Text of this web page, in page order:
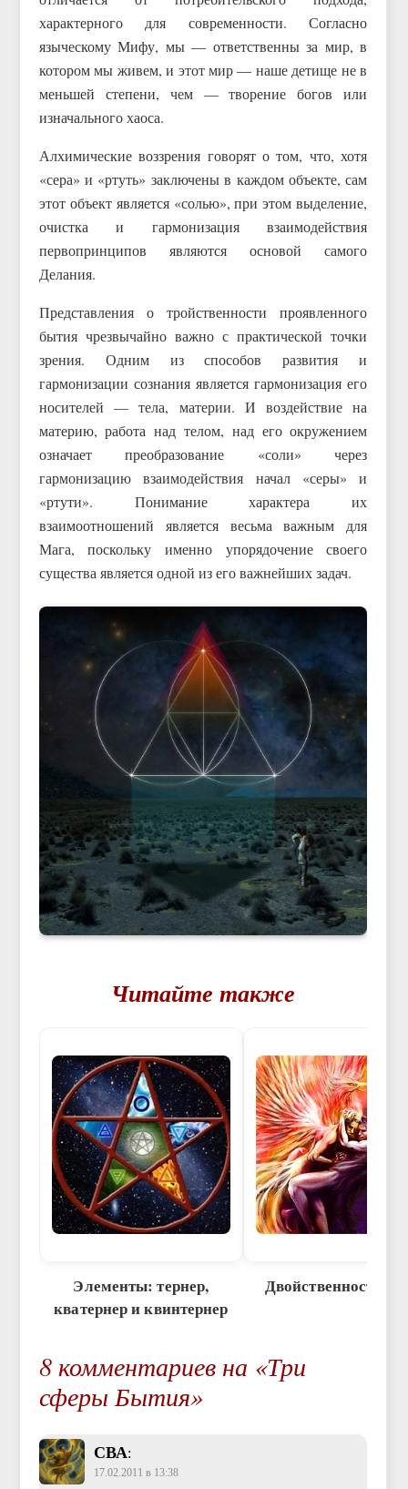
характерного для современности. Согласно
языческому Мифу, мы — ответственны за мир, в
котором мы живем, и этот мир — наше детище не в
меньшей степени, чем — творение богов или
изначального хаоса.
Алхимические воззрения говорят о том, что, хотя
«сера» и «ртуть» заключены в каждом объекте, сам
этот объект является «солью», при этом выделение,
очистка и гармонизация взаимодействия
первопринципов являются основой самого
Делания.
Представления о тройственности проявленного
бытия чрезвычайно важно с практической точки
зрения. Одним из способов развития и
гармонизации сознания является гармонизация его
носителей — тела, материи. И воздействие на
материю, работа над телом, над его окружением
означает преобразование «соли» через
гармонизацию взаимодействия начал «серы» и
«ртути». Понимание характера их
взаимоотношений является весьма важным для
Мага, поскольку именно упорядочение своего
существа является одной из его важнейших задач.
Читайте также
Элементы: тернер,
кватернер и квинтернер
Двойственность
8 комментариев на «Три
сферы Бытия»
СВА:
17.02.2011 в 13:38